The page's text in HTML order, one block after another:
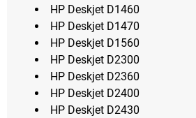
HP Deskjet D1460
HP Deskjet D1470
HP Deskjet D1560
HP Deskjet D2300
HP Deskjet D2360
HP Deskjet D2400
HP Deskjet D2430